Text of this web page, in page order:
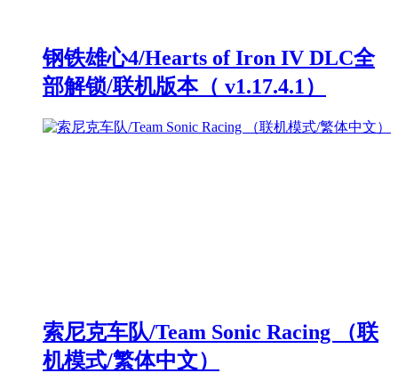
钢铁雄心4/Hearts of Iron IV DLC全
部解锁/联机版本（ v1.17.4.1）
索尼克车队/Team Sonic Racing （联
机模式/繁体中文）